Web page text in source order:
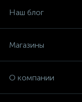
Наш блог
Магазины
О компании